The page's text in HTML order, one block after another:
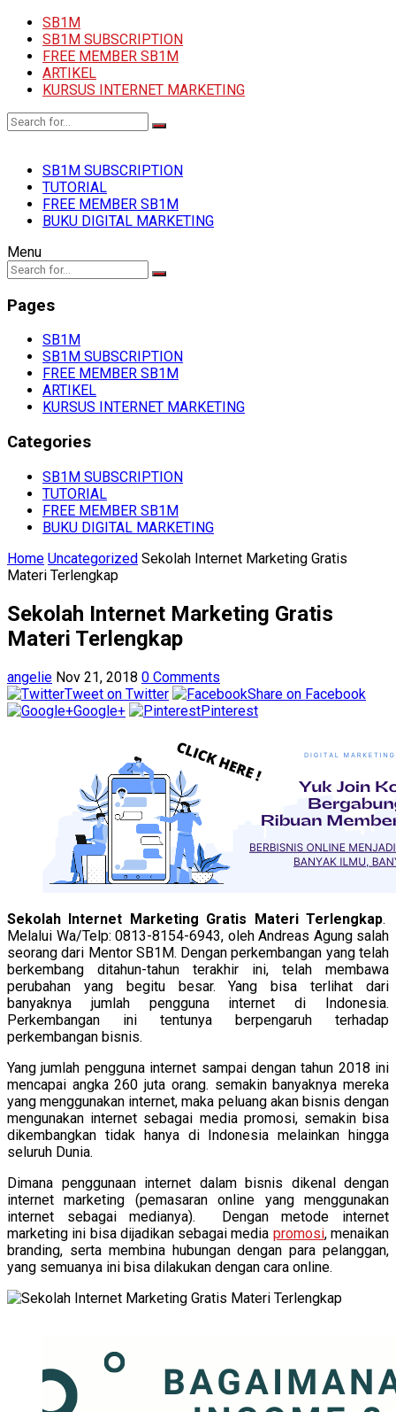
SB1M
SB1M SUBSCRIPTION
FREE MEMBER SB1M
ARTIKEL
KURSUS INTERNET MARKETING
SB1M SUBSCRIPTION
TUTORIAL
FREE MEMBER SB1M
BUKU DIGITAL MARKETING
Menu
Pages
SB1M
SB1M SUBSCRIPTION
FREE MEMBER SB1M
ARTIKEL
KURSUS INTERNET MARKETING
Categories
SB1M SUBSCRIPTION
TUTORIAL
FREE MEMBER SB1M
BUKU DIGITAL MARKETING
Home Uncategorized Sekolah Internet Marketing Gratis
Materi Terlengkap
Sekolah Internet Marketing Gratis
Materi Terlengkap
angelie Nov 21, 2018 0 Comments
Tweet on Twitter
Share on Facebook
Google+
Pinterest
Sekolah Internet Marketing Gratis Materi Terlengkap.
Melalui Wa/Telp: 0813-8154-6943, oleh Andreas Agung salah
seorang dari Mentor SB1M. Dengan perkembangan yang telah
berkembang ditahun-tahun terakhir ini, telah membawa
perubahan yang begitu besar. Yang bisa terlihat dari
banyaknya jumlah pengguna internet di Indonesia.
Perkembangan ini tentunya berpengaruh terhadap
perkembangan bisnis.
Yang jumlah pengguna internet sampai dengan tahun 2018 ini
mencapai angka 260 juta orang. semakin banyaknya mereka
yang menggunakan internet, maka peluang akan bisnis dengan
mengunakan internet sebagai media promosi, semakin bisa
dikembangkan tidak hanya di Indonesia melainkan hingga
seluruh Dunia.
Dimana penggunaan internet dalam bisnis dikenal dengan
internet marketing (pemasaran online yang menggunakan
internet sebagai medianya). Dengan metode internet
marketing ini bisa dijadikan sebagai media promosi, menaikan
branding, serta membina hubungan dengan para pelanggan,
yang semuanya ini bisa dilakukan dengan cara online.